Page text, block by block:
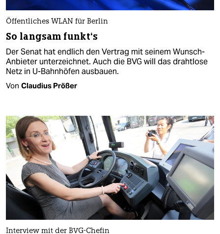
Öffentliches WLAN für Berlin
So langsam funkt‘s
Der Senat hat endlich den Vertrag mit seinem Wunsch-
Anbieter unterzeichnet. Auch die BVG will das drahtlose
Netz in U-Bahnhöfen ausbauen.
Von Claudius Prößer
Interview mit der BVG-Chefin